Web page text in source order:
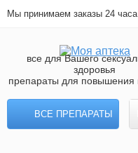
Мы принимаем заказы 24 часа
все для Вашего
здоровья
препараты для повышения
ВСЕ ПРЕПАРАТЫ